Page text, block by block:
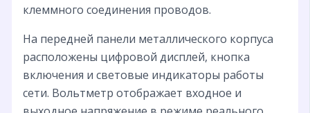
клеммного соединения проводов.
На передней панели металлического корпуса
расположены цифровой дисплей, кнопка
включения и световые индикаторы работы
сети. Вольтметр отображает входное и